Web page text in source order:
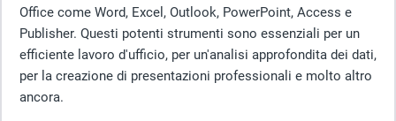
Office come Word, Excel, Outlook, PowerPoint, Access e
Publisher. Questi potenti strumenti sono essenziali per un
efficiente lavoro d'ufficio, per un'analisi approfondita dei dati,
per la creazione di presentazioni professionali e molto altro
ancora.